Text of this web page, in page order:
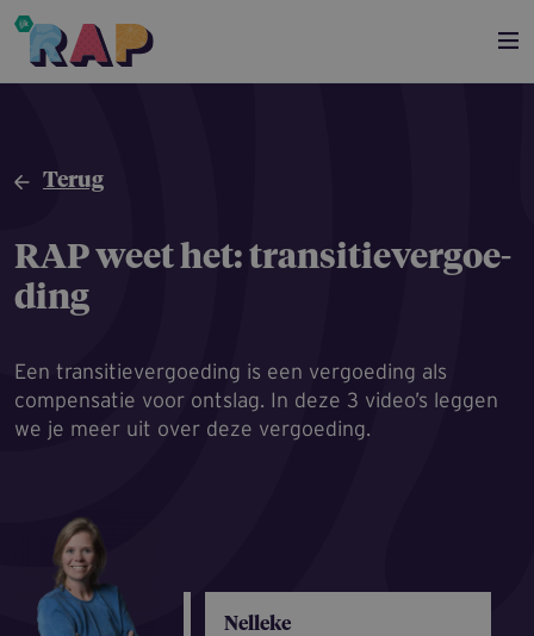
Overslaan en naar de inhoud gaan
Terug
RAP weet het: transitie­ver­goe­
ding
Een transitievergoeding is een vergoeding als
compensatie voor ontslag. In deze 3 video’s leggen
we je meer uit over deze vergoeding.
Nelleke